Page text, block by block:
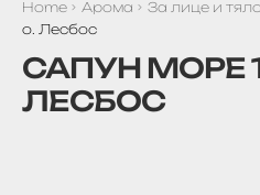
Home Арома За лице и
о. Лесбос
САПУН МОРЕ
ЛЕСБОС